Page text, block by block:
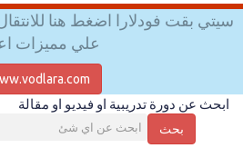
سيتي بقت فودلارا اضغط هنا
علي مميزات
ابحث عن دورة تدريبية او فيديو او مقالة
بحث